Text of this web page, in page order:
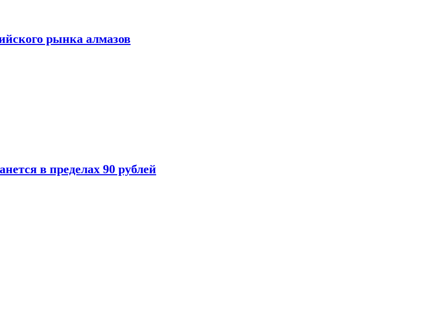
рынка алмазов
в пределах 90 рублей